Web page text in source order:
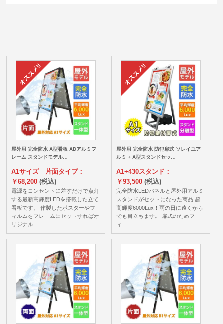
屋外用 完全防水 A型看板 ADアルミフ
レーム スタンドモデル…
A1サイズ 片面タイプ：
￥68,200(税込)
電源をコンセントに差すだけで点灯
する最新高輝度LEDを搭載した立て
看板です。 作製したポスターやフ
ィルムをフレームにセットすればオ
リジナル…
屋外用 完全防水 防犯扉式 ソレイユア
ルミ + A型スタンドセッ…
A1+430スタンド：
￥93,500 (税込)
完全防水LEDパネルと屋外用アルミ
スタンドがセットになった商品 超
高輝度6000Lux！雨の日に遠くから
でも目立ちます。 扉式のためフ
ィ…